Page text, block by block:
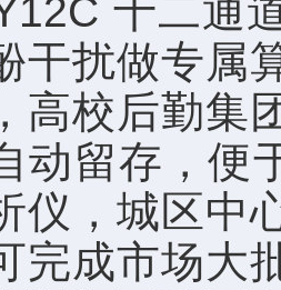
十二通道
干扰做专属
高校后勤集
动留存，便
仪，城区中
完成市场大